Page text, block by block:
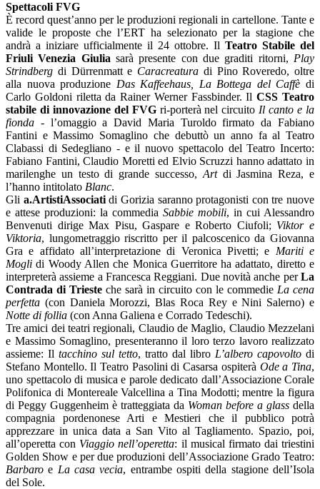
Spettacoli FVG
È record quest’anno per le produzioni regionali in cartellone. Tante e
valide le proposte che l’ERT ha selezionato per la stagione che
andrà a iniziare ufficialmente il 24 ottobre. Il Teatro Stabile del
Friuli Venezia Giulia sarà presente con due graditi ritorni, Play
Strindberg di Dürrenmatt e Caracreatura di Pino Roveredo, oltre
alla nuova produzione Das Kaffeehaus, La Bottega del Caffèdi
Carlo Goldoni riletta da Rainer Werner Fassbinder. IlCSS Teatro
stabile di innovazione del FVGri-porterà nel circuito Il canto e la
fionda - l’omaggio a David Maria Turoldo firmato da Fabiano
Fantini e Massimo Somaglino che debuttò un anno fa al Teatro
Clabassi di Sedegliano - e il nuovo spettacolo del Teatro Incerto:
Fabiano Fantini, Claudio Moretti ed Elvio Scruzzi hanno adattato in
marilenghe un testo di grande successo, Artdi Jasmina Reza, e
l’hanno intitolato Blanc.
Gli a.ArtistiAssociatidi Gorizia saranno protagonisti con tre nuove
e attese produzioni: la commedia Sabbie mobili, in cui Alessandro
Benvenuti dirige Max Pisu, Gaspare e Roberto Ciufoli; Viktor e
Viktoria, lungometraggio riscritto per il palcoscenico da Giovanna
Gra e affidato all’interpretazione di Veronica Pivetti; e Mariti e
Mogli di Woody Allen che Monica Guerritore ha adattato, diretto e
interpreterà assieme a Francesca Reggiani. Due novità anche perLa
Contrada di Trieste che sarà in circuito con le commedie La cena
perfetta (con Daniela Morozzi, Blas Roca Rey e Nini Salerno) e
Notte di follia (con Anna Galiena e Corrado Tedeschi).
Tre amici dei teatri regionali, Claudio de Maglio, Claudio Mezzelani
e Massimo Somaglino, presenteranno il loro terzo lavoro realizzato
assieme: Il tacchino sul tetto, tratto dal libro L’albero capovolto di
Stefano Montello. Il Teatro Pasolini di Casarsa ospiterà Ode a Tina,
uno spettacolo di musica e parole dedicato dall’Associazione Corale
Polifonica di Montereale Valcellina a Tina Modotti; mentre la figura
di Peggy Guggenheim è tratteggiata da Woman before a glass della
compagnia pordenonese Arti e Mestieri che il pubblico potrà
apprezzare in unica data a San Vito al Tagliamento. Spazio, poi,
all’operetta con Viaggio nell’operetta: il musical firmato dai triestini
Golden Show e per due produzioni dell’Associazione Grado Teatro:
Barbaro e La casa vecia, entrambe ospiti della stagione dell’Isola
del Sole.